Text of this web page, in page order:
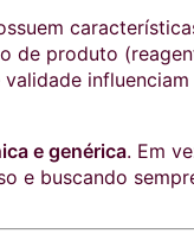
produto
e genérica. Em
e buscando